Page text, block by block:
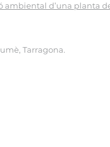
ambiental d’una planta
Tarragona.